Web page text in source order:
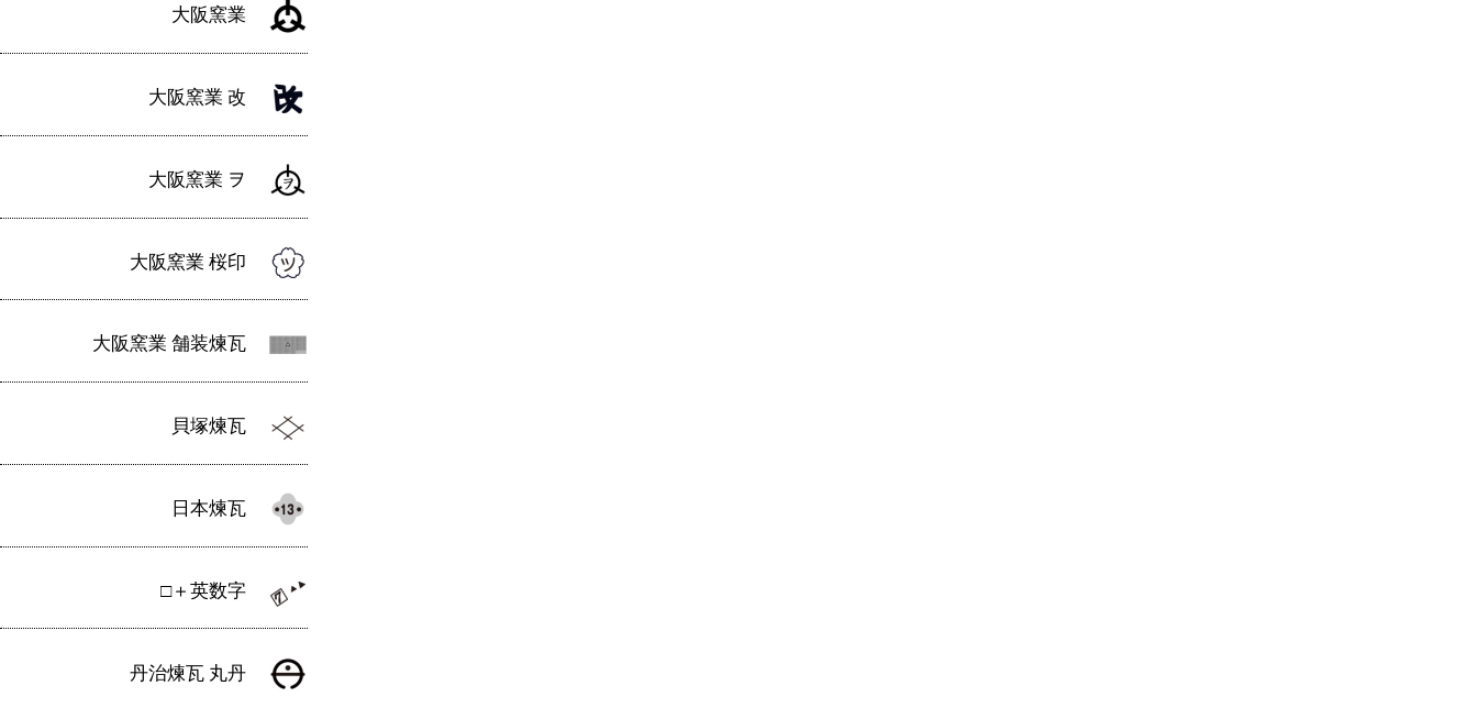
大阪窯業
大阪窯業 改
大阪窯業 ヲ
大阪窯業 桜印
大阪窯業 舗装煉瓦
貝塚煉瓦
日本煉瓦
□＋英数字
丹治煉瓦 丸丹